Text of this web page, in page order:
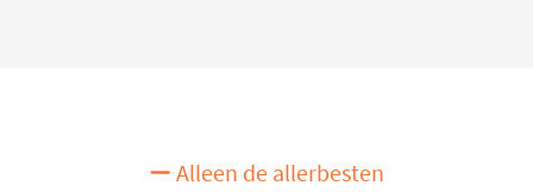
Alleen de allerbesten